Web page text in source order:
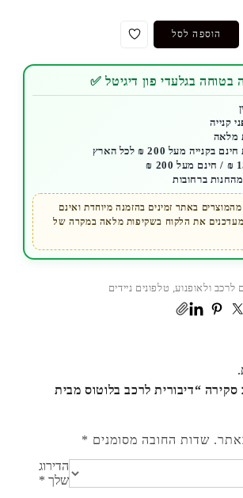
הוספה לסל
בטוחה בגלעדי פון דיגיטל ✅
קנייה
מלאה
מעל 200 ₪ לכל הארץ
ברחובות
באתר זמינים בהזמנה מיוחדת ואינם
מעדכנים את הלקוח בשקיפות מלאה במקרה של
לרכב ולאופנוע, טלפונים ניידים
“דיבורית לרכב בלוטוס מבית
שדות החובה מסומנים *
הדירוג
שלך *